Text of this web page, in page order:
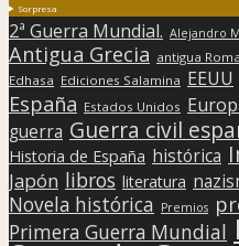
Sorpresa
2ª Guerra Mundial. Alejandro
Antigua Grecia antigua Roma
Edhasa Ediciones Salamina EEUU
España Estados Unidos
guerra Guerra civil
Historia de España histórica
Japón libros literatura
Novela histórica Premios
Primera Guerra Mundial